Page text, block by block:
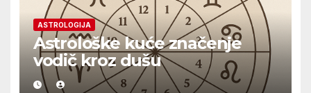
ASTROLOGIJA
Astrološke kuće značenje
vodič kroz dušu